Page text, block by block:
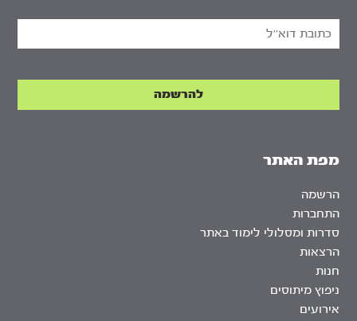
מפת האתר
הרשמה
התחברות
סדרות ומסלולי לימוד באתר
הרצאות
חנות
ניפוץ מיתוסים
אירועים